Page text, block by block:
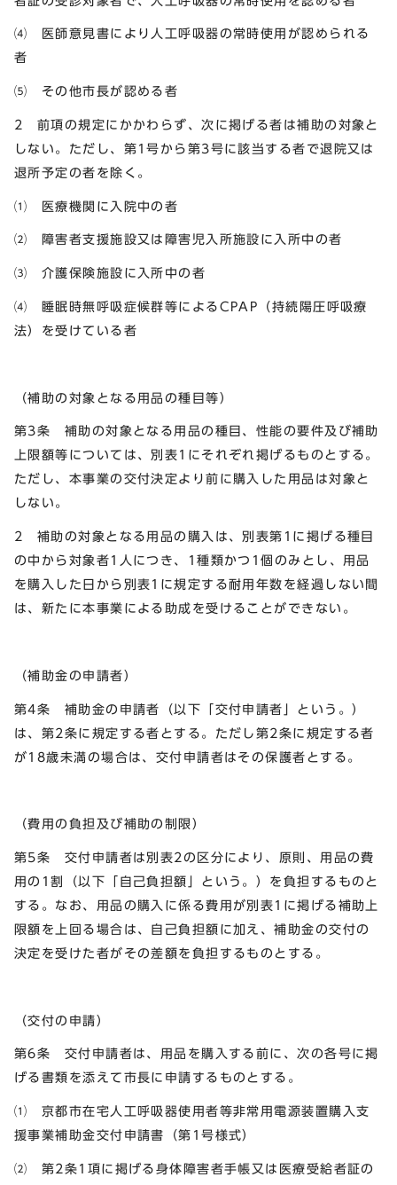
⑷ 医師意見書により人工呼吸器の常時使用が認められる
者
⑸ その他市長が認める者
2 前項の規定にかかわらず、次に掲げる者は補助の対象と
しない。ただし、第1号から第3号に該当する者で退院又は
退所予定の者を除く。
⑴ 医療機関に入院中の者
⑵ 障害者支援施設又は障害児入所施設に入所中の者
⑶ 介護保険施設に入所中の者
⑷ 睡眠時無呼吸症候群等によるCPAP（持続陽圧呼吸療
法）を受けている者
（補助の対象となる用品の種目等）
第3条 補助の対象となる用品の種目、性能の要件及び補助
上限額等については、別表1にそれぞれ掲げるものとする。
ただし、本事業の交付決定より前に購入した用品は対象と
しない。
2 補助の対象となる用品の購入は、別表第1に掲げる種目
の中から対象者1人につき、1種類かつ1個のみとし、用品
を購入した日から別表1に規定する耐用年数を経過しない間
は、新たに本事業による助成を受けることができない。
（補助金の申請者）
第4条 補助金の申請者（以下「交付申請者」という。）
は、第2条に規定する者とする。ただし第2条に規定する者
が18歳未満の場合は、交付申請者はその保護者とする。
（費用の負担及び補助の制限）
第5条 交付申請者は別表2の区分により、原則、用品の費
用の1割（以下「自己負担額」という。）を負担するものと
する。なお、用品の購入に係る費用が別表1に掲げる補助上
限額を上回る場合は、自己負担額に加え、補助金の交付の
決定を受けた者がその差額を負担するものとする。
（交付の申請）
第6条 交付申請者は、用品を購入する前に、次の各号に掲
げる書類を添えて市長に申請するものとする。
⑴ 京都市在宅人工呼吸器使用者等非常用電源装置購入支
援事業補助金交付申請書（第1号様式）
⑵ 第2条1項に掲げる身体障害者手帳又は医療受給者証の